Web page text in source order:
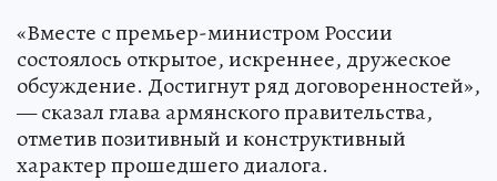
«Вместе с премьер-министром России
состоялось открытое, искреннее, дружеское
обсуждение. Достигнут ряд договоренностей»,
— сказал глава армянского правительства,
отметив позитивный и конструктивный
характер прошедшего диалога.